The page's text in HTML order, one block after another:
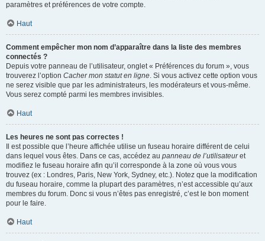
paramètres et préférences de votre compte.
Haut
Comment empêcher mon nom d’apparaître dans la liste des membres
connectés ?
Depuis votre panneau de l’utilisateur, onglet « Préférences du forum », vous
trouverez l’option Cacher mon statut en ligne. Si vous activez cette option vous
ne serez visible que par les administrateurs, les modérateurs et vous-même.
Vous serez compté parmi les membres invisibles.
Haut
Les heures ne sont pas correctes !
Il est possible que l’heure affichée utilise un fuseau horaire différent de celui
dans lequel vous êtes. Dans ce cas, accédez au panneau de l’utilisateuret
modifiez le fuseau horaire afin qu’il corresponde à la zone où vous vous
trouvez (ex : Londres, Paris, New York, Sydney, etc.). Notez que la modification
du fuseau horaire, comme la plupart des paramètres, n’est accessible qu’aux
membres du forum. Donc si vous n’êtes pas enregistré, c’est le bon moment
pour le faire.
Haut